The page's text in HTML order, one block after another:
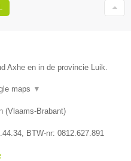
Axhe en in de provincie Luik.
maps ▼
(Vlaams-Brabant)
, BTW-nr: ​0812.627.891